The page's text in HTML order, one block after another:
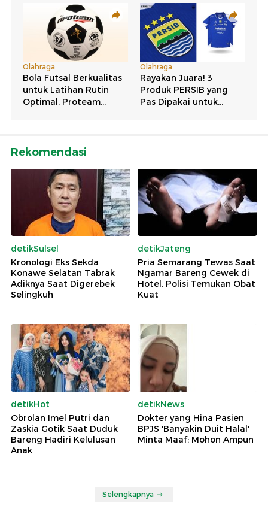
Rekomendasi
detikSulsel
Kronologi Eks Sekda
Konawe Selatan Tabrak
Adiknya Saat Digerebek
Selingkuh
detikJateng
Pria Semarang Tewas Saat
Ngamar Bareng Cewek di
Hotel, Polisi Temukan Obat
Kuat
detikHot
Obrolan Imel Putri dan
Zaskia Gotik Saat Duduk
Bareng Hadiri Kelulusan
Anak
detikNews
Dokter yang Hina Pasien
BPJS 'Banyakin Duit Halal'
Minta Maaf: Mohon Ampun
Selengkapnya